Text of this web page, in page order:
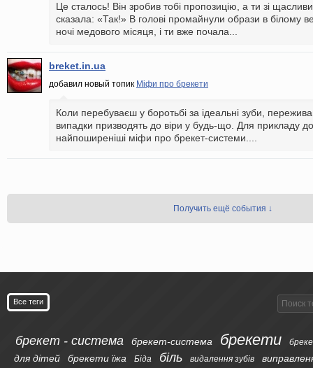
Це сталось! Він зробив тобі пропозицію, а ти зі
сказала: «Так!» В голові промайнули образи в білому
ночі медового місяця, і ти вже почала...
breket.in.ua
добавил новый топик Міфи про брекети
Коли перебуваєш у боротьбі за ідеальні зуби,
випадки призводять до віри у будь-що. Для прикладу
найпоширеніші міфи про брекет-системи....
Получить ещё события ↓
Все теги
брекет - система брекет-система брекети
для дітей брекети їжа Біда біль видалення зубів